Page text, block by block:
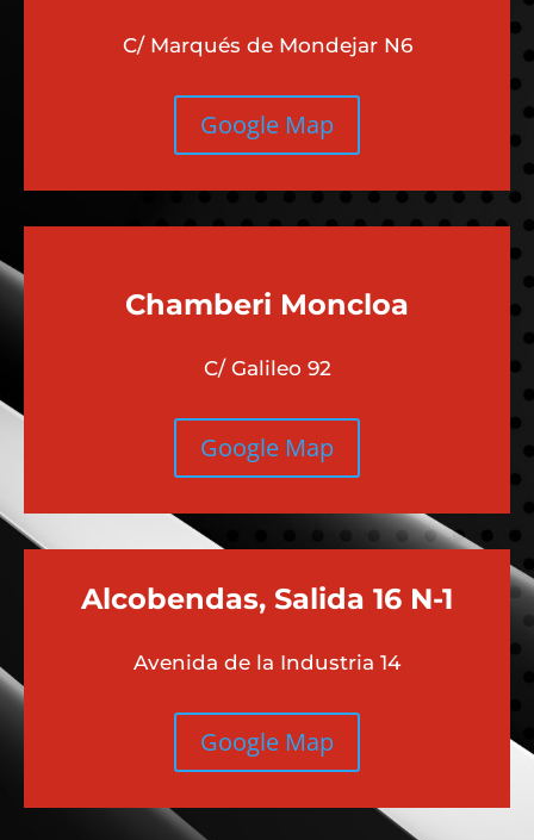
C/ Marqués de Mondejar N6
Google Map
Chamberi Moncloa
C/ Galileo 92
Google Map
Alcobendas, Salida 16 N-1
Avenida de la Industria 14
Google Map